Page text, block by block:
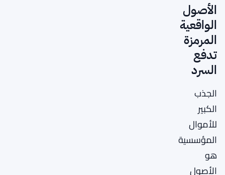
الأصول
الواقعية
المرمزة
تدفع
السرد
الجذب
الكبير
للأموال
المؤسسية
هو
الأصول